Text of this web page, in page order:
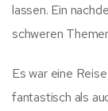
lassen. Ein
schweren
Es war eine
fantastisch als